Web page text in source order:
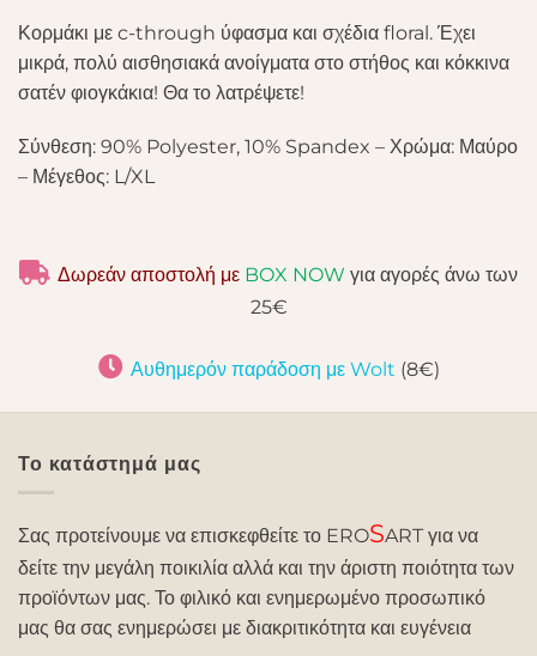
Κορμάκι με c-through ύφασμα και σχέδια floral. Έχει
μικρά, πολύ αισθησιακά ανοίγματα στο στήθος και κόκκινα
σατέν φιογκάκια! Θα το λατρέψετε!
Σύνθεση: 90% Polyester, 10% Spandex – Χρώμα: Μαύρο
– Μέγεθος: L/XL
Δωρεάν αποστολή με BOX NOW για αγορές άνω των
25€
Αυθημερόν παράδοση με Wolt (8€)
Το κατάστημά μας
Σας προτείνουμε να επισκεφθείτε το EROSART για να
δείτε την μεγάλη ποικιλία αλλά και την άριστη ποιότητα των
προϊόντων μας. Το φιλικό και ενημερωμένο προσωπικό
μας θα σας ενημερώσει με διακριτικότητα και ευγένεια